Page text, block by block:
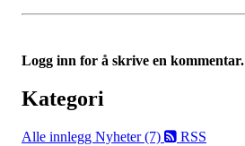
Logg inn for å skrive en kommentar.
Kategori
Alle innlegg Nyheter (7) RSS